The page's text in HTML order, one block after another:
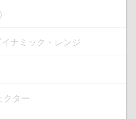
ナミック・レンジ
クター